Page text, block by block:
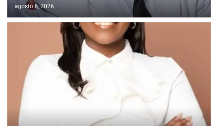
agosto 6, 2026